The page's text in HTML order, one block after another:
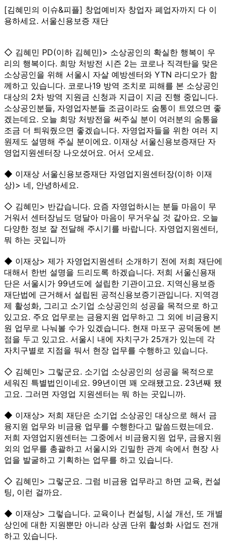
[김혜민의 이슈&피플] 창업예비자 창업자 폐업자까지 다 이
용하세요. 서울신용보증 재단
◇ 김혜민 PD(이하 김혜민)> 소상공인의 확실한 행복이 우
리의 행복이다. 희망 처방전 시즌 2는 코로나 직격탄을 맞은
소상공인을 위해 서울시 자살 예방센터와 YTN 라디오가 함
께하고 있습니다. 코로나19 방역 조치로 피해를 본 소상공인
대상의 2차 방역 지원금 신청과 지급이 지금 진행 중입니다.
소상공인분들, 자영업자분들 조금이라도 숨통이 트였으면 좋
겠는데요. 오늘 희망 처방전을 써주실 분이 여러분의 숨통을
조금 더 틔워줬으면 좋겠습니다. 자영업자들을 위한 여러 지
원제도 설명해 주실 분이에요. 이재상 서울신용보증재단 자
영업지원센터장 나오셨어요. 어서 오세요.
◆ 이재상 서울신용보증재단 자영업지원센터장(이하 이재
상)> 네, 안녕하세요.
◇ 김혜민> 반갑습니다. 요즘 자영업하시는 분들 마음이 무
거워서 센터장님도 덩달아 마음이 무거우실 것 같아요. 오늘
다양한 정보 잘 전달해 주시기를 바랍니다. 자영업지원센터,
뭐 하는 곳입니까
◆ 이재상> 제가 자영업지원센터 소개하기 전에 저희 재단에
대해서 한번 설명을 드리도록 하겠습니다. 저희 서울신용재
단은 서울시가 99년도에 설립한 기관이고요. 지역신용보증
재단법에 근거해서 설립된 공적신용보증기관입니다. 지역경
제 활성화, 그리고 소기업 소상공인의 성공을 목적으로 하고
있고요. 주요 업무로는 금융지원 업무하고 그 외에 비금융지
원 업무로 나눠볼 수가 있겠습니다. 현재 마포구 공덕동에 본
점을 두고 있고요. 서울시 내에 자치구가 25개가 있는데 각
자치구별로 지점을 둬서 현장 업무를 수행하고 있습니다.
◇ 김혜민> 그렇군요. 소기업 소상공인의 성공을 목적으로
세워진 특별법인이네요. 99년이면 꽤 오래됐고요. 23년째 됐
고요. 그러면 자영업 지원센터는 뭐 하는 곳입니까.
◆ 이재상> 저희 재단은 소기업 소상공인 대상으로 해서 금
융지원 업무와 비금융 업무를 수행한다고 말씀드렸는데요.
저희 자영업지원센터는 그중에서 비금융지원 업무, 금융지원
외의 업무를 총괄하고 서울시와 긴밀한 관계 속에서 현장 사
업을 발굴하고 기획하는 업무를 하고 있습니다.
◇ 김혜민> 그렇군요. 그럼 비금융 업무라고 하면 교육, 컨설
팅, 이런 걸까요.
◆ 이재상> 그렇습니다. 교육이나 컨설팅, 시설 개선, 또 개별
상인에 대한 지원뿐만 아니라 상권 단위 활성화 사업도 전개
하고 있습니다.